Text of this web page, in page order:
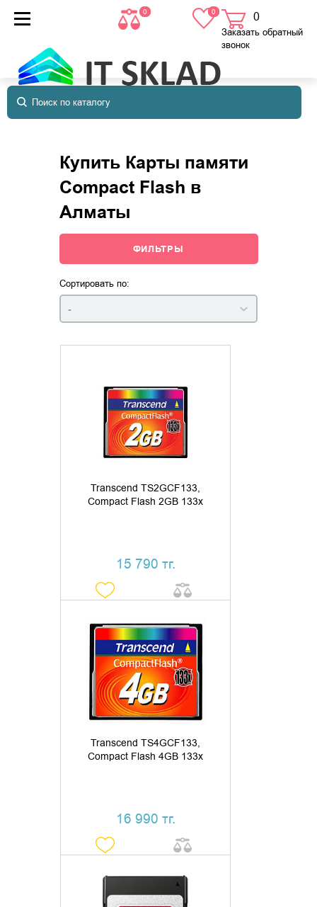
0 0 0
в корзине
Заказать обратный
звонок
Купить Карты памяти
Compact Flash в
Алматы
ФИЛЬТРЫ
Сортировать по:
-
Transcend TS2GCF133,
Compact Flash 2GB 133x
15 790 тг.
ДОБАВИТЬ В КОРЗИНУ
КУПИТЬ В 1 КЛИК
Transcend TS4GCF133,
Compact Flash 4GB 133x
16 990 тг.
ДОБАВИТЬ В КОРЗИНУ
КУПИТЬ В 1 КЛИК
УТОЧНИТЬ НАЛИЧИЕ